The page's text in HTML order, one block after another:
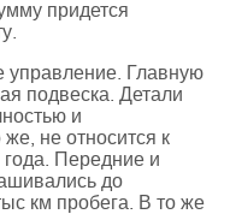
придется
управление. Главную
подвеска. Детали
и
не относится к
Передние и
до
км пробега. В то же